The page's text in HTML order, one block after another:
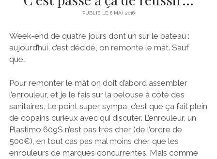
PORNICHET
LOIRE
BELEM
#BRIOPRIDE2017
#BRIOPRIDE2018
MOTEUR
TRAITEMENT DU SAFRAN
PUBLIÉ LE 6 MAI 2016
Week-end de quatre jours dont un sur le bateau :
aujourd’hui, c’est décidé, on remonte le mât. Sauf
que…
Pour remonter le mât on doit d’abord assembler
l’enrouleur, et je le fais sur la pelouse à côté des
sanitaires. Le point super sympa, c’est que ça fait plein
de copains curieux avec qui discuter. L’enrouleur, un
Plastimo 609S n’est pas très cher (de l’ordre de
500€), en tout cas pas mal moins cher que les
enrouleurs de marques concurrentes. Mais comme